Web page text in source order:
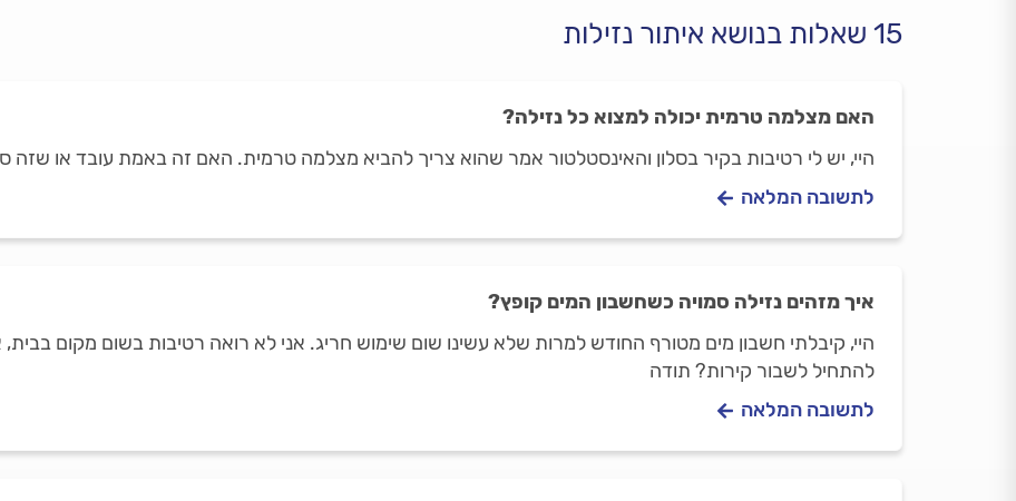
15 שאלות בנושא איתור נזילות
האם מצלמה טרמית יכולה למצוא כל נזילה?
היי, יש לי רטיבות בקיר בסלון והאינסטלטור אמר שהוא צריך להביא מצלמה טרמית. האם זה באמת עובד או שזה
לתשובה המלאה
איך מזהים נזילה סמויה כשחשבון המים קופץ?
היי, קיבלתי חשבון מים מטורף החודש למרות שלא עשינו שום שימוש חריג. אני לא רואה רטיבות בשום מקום בבית,
להתחיל לשבור קירות? תודה
לתשובה המלאה